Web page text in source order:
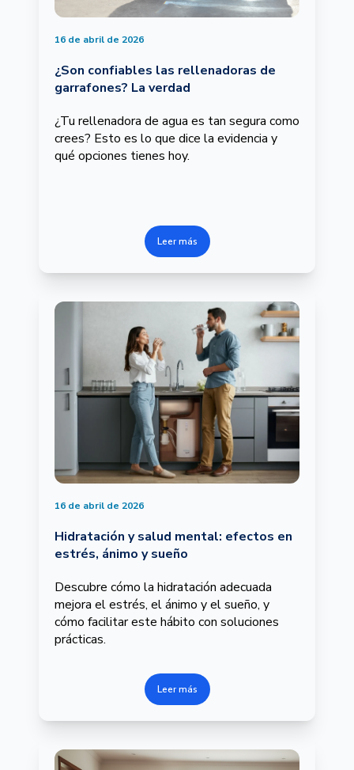
16 de abril de 2026
¿Son confiables las rellenadoras de
garrafones? La verdad
¿Tu rellenadora de agua es tan segura como
crees? Esto es lo que dice la evidencia y
qué opciones tienes hoy.
Leer más
16 de abril de 2026
Hidratación y salud mental: efectos en
estrés, ánimo y sueño
Descubre cómo la hidratación adecuada
mejora el estrés, el ánimo y el sueño, y
cómo facilitar este hábito con soluciones
prácticas.
Leer más